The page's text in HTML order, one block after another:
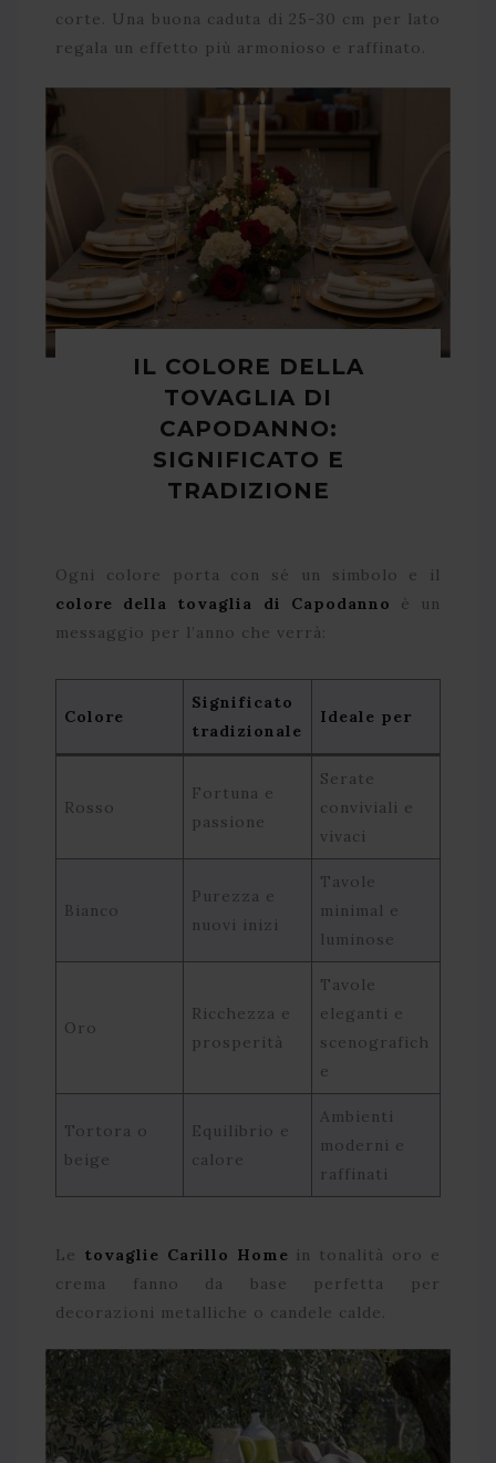
corte. Una buona caduta di 25-30 cm per lato
regala un effetto più armonioso e raffinato.
IL COLORE DELLA
TOVAGLIA DI
CAPODANNO:
SIGNIFICATO E
TRADIZIONE
Ogni colore porta con sé un simbolo e il
colore della tovaglia di Capodanno è un
messaggio per l’anno che verrà:
Colore
Significato
tradizionale
Ideale per
Rosso
Fortuna e
passione
Serate
conviviali e
vivaci
Bianco
Purezza e
nuovi inizi
Tavole
minimal e
luminose
Oro
Ricchezza e
prosperità
Tavole
eleganti e
scenografich
e
Tortora o
beige
Equilibrio e
calore
Ambienti
moderni e
raffinati
Le tovaglie Carillo Home in tonalità oro e
crema fanno da base perfetta per
decorazioni metalliche o candele calde.